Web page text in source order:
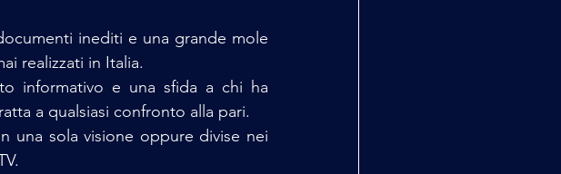
inediti e una grande mole
realizzati in Italia.
informativo e una sfida a chi ha
a qualsiasi confronto alla pari.
una sola visione oppure divise nei